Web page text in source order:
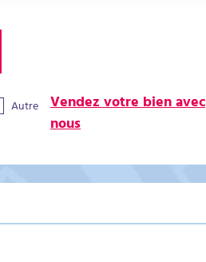
Autre Vendez votre bien avec
nous